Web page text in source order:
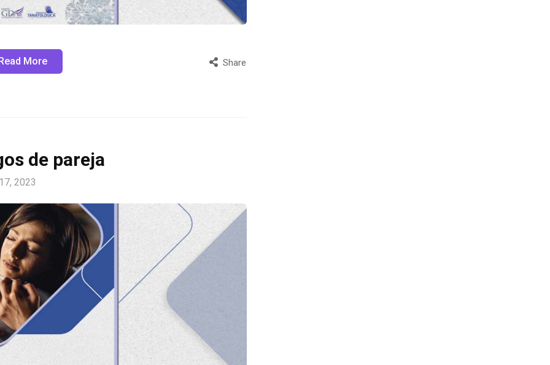
More Share
de pareja
2023